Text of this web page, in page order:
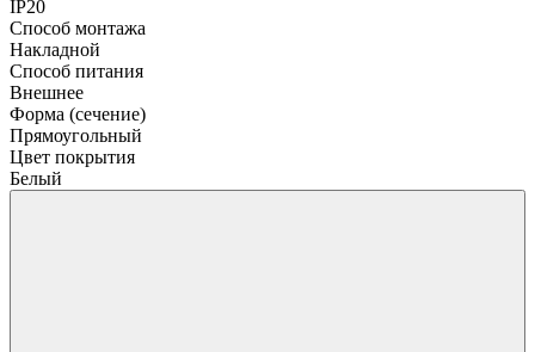
IP20
Способ монтажа
Накладной
Способ питания
Внешнее
Форма (сечение)
Прямоугольный
Цвет покрытия
Белый